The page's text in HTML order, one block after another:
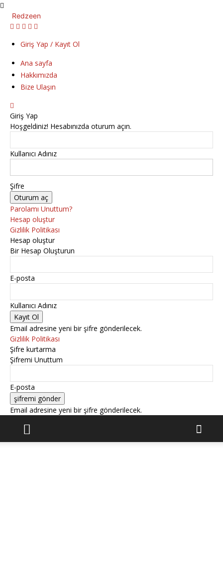
Redzeen
Giriş Yap / Kayıt Ol
Ana sayfa
Hakkımızda
Bize Ulaşın
Giriş Yap
Hoşgeldiniz! Hesabınızda oturum açın.
Kullanıcı Adınız
Şifre
Parolamı Unuttum?
Hesap oluştur
Gizlilik Politikası
Hesap oluştur
Bir Hesap Oluşturun
E-posta
Kullanıcı Adınız
Email adresine yeni bir şifre gönderilecek.
Gizlilik Politikası
Şifre kurtarma
Şifremi Unuttum
E-posta
Email adresine yeni bir şifre gönderilecek.